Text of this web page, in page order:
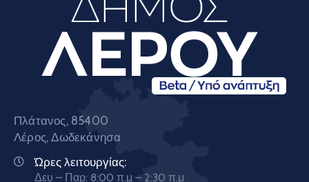
Πλάτανος, 85400
Λέρος, Δωδεκάνησα
Ώρες λειτουργίας:
Δευ – Παρ: 8:00 π.μ – 2:30 π.μ